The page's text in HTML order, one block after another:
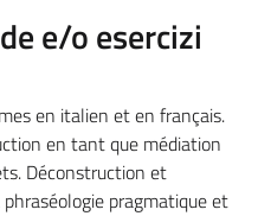
e/o esercizi
en italien et en français.
en tant que médiation
Déconstruction et
pragmatique et